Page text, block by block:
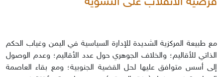
مع طبيعة المركزية الشديدة للإدارة السياسية في اليمن وغياب الحكم
الذاتي للأقاليم؛ والخلاف الجوهري حول عدد الأقاليم؛ وعدم الوصول
إلى أسس متوافق عليها لحل القضية الجنوبية؛ ومع بقاء العاصمة